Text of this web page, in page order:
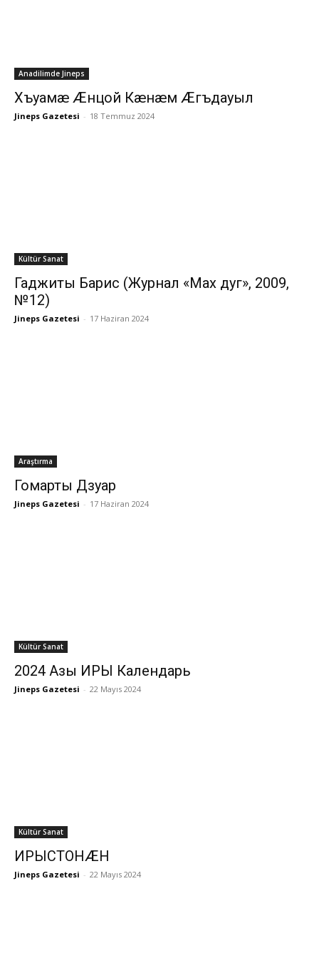
Anadilimde Jineps
Хъуамæ Æнцой Кæнæм Æгъдауыл
Jineps Gazetesi - 18 Temmuz 2024
Kültür Sanat
Гаджиты Барис (Журнал «Мах дуг», 2009,
№12)
Jineps Gazetesi - 17 Haziran 2024
Araştırma
Гомарты Дзуар
Jineps Gazetesi - 17 Haziran 2024
Kültür Sanat
2024 Азы ИРЫ Календарь
Jineps Gazetesi - 22 Mayıs 2024
Kültür Sanat
ИРЫСТОНÆН
Jineps Gazetesi - 22 Mayıs 2024